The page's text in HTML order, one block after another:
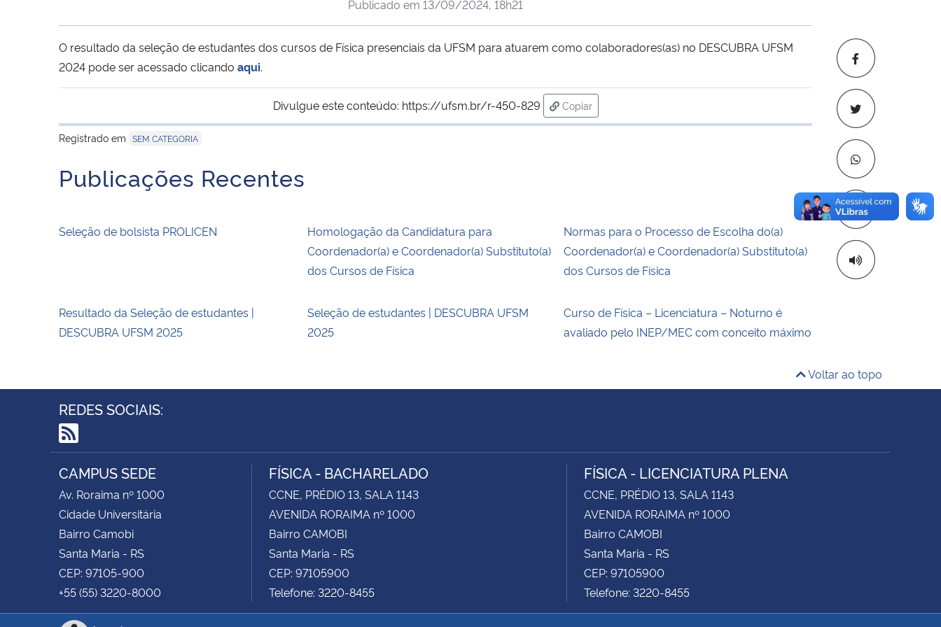
Copiar para
Publicado em 13/09/2024, 18h21
O resultado da seleção de estudantes dos cursos de Física presenciais da UFSM para atuarem como colaboradores(as) no DESCUBRA UFSM
2024 pode ser acessado clicando aqui.
Divulgue este conteúdo: https://ufsm.br/r-450-829
Copiar
para área de transferência
Registrado em SEM CATEGORIA
Publicações Recentes
Seleção de bolsista PROLICEN
Homologação da Candidatura para
Coordenador(a) e Coordenador(a) Substituto(a)
dos Cursos de Física
Normas para o Processo de Escolha do(a)
Coordenador(a) e Coordenador(a) Substituto(a)
dos Cursos de Física
Resultado da Seleção de estudantes |
DESCUBRA UFSM 2025
Seleção de estudantes | DESCUBRA UFSM
2025
Curso de Física – Licenciatura – Noturno é
avaliado pelo INEP/MEC com conceito máximo
Voltar ao topo
REDES SOCIAIS:
RSS
CAMPUS SEDE
Av. Roraima nº 1000
Cidade Universitária
Bairro Camobi
Santa Maria - RS
CEP: 97105-900
+55 (55) 3220-8000
FÍSICA - BACHARELADO
CCNE, PRÉDIO 13, SALA 1143
AVENIDA RORAIMA nº 1000
Bairro CAMOBI
Santa Maria - RS
CEP: 97105900
Telefone: 3220-8455
FÍSICA - LICENCIATURA PLENA
CCNE, PRÉDIO 13, SALA 1143
AVENIDA RORAIMA nº 1000
Bairro CAMOBI
Santa Maria - RS
CEP: 97105900
Telefone: 3220-8455